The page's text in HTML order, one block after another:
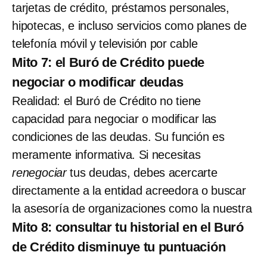
tarjetas de crédito, préstamos personales,
hipotecas, e incluso servicios como planes de
telefonía móvil y televisión por cable
Mito 7: el Buró de Crédito puede
negociar o modificar deudas
Realidad: el Buró de Crédito no tiene
capacidad para negociar o modificar las
condiciones de las deudas. Su función es
meramente informativa. Si necesitas
renegociartus deudas, debes acercarte
directamente a la entidad acreedora o buscar
la asesoría de organizaciones como la nuestra
Mito 8: consultar tu historial en el Buró
de Crédito disminuye tu puntuación